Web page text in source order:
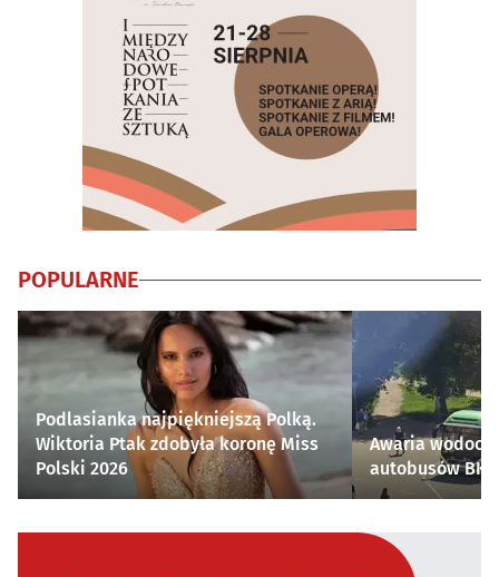
POPULARNE
Podlasianka najpiękniejszą Polką.
Wiktoria Ptak zdobyła koronę Miss
Polski 2026
Awaria
autobusów